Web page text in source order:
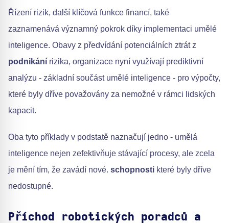
Řízení rizik, další klíčová funkce financí, také
zaznamenává významný pokrok díky implementaci umělé
inteligence. Obavy z předvídání potenciálních ztrát z
podnikání rizika, organizace nyní využívají prediktivní
analýzu - základní součást umělé inteligence - pro výpočty,
které byly dříve považovány za nemožné v rámci lidských
kapacit.
Oba tyto příklady v podstatě naznačují jedno - umělá
inteligence nejen zefektivňuje stávající procesy, ale zcela
je mění tím, že zavádí nové. schopnosti které byly dříve
nedostupné.
Příchod robotických poradců a